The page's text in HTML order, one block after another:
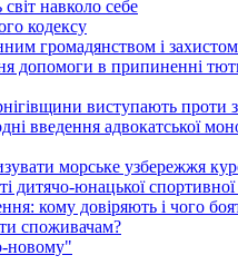
навколо себе
кодексу
громадянством і
допомоги в припиненні
виступають проти
введення адвокатської
морське узбережжя
дитячо-юнацької
кому довіряють і чого
споживачам?
новому"